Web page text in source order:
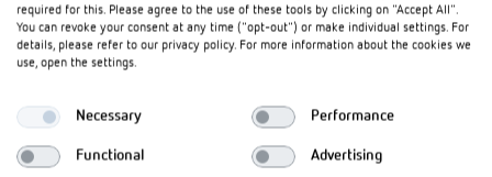
required for this. Please agree to the use of these tools by clicking on "Accept All".
You can revoke your consent at any time ("opt-out") or make individual settings. For
details, please refer to our privacy policy. For more information about the cookies we
use, open the settings.
Necessary Performance
Functional Advertising